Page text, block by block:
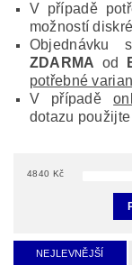
V případě
možností
Objednávku
ZDARMA od
potřebné
V případě
dotazu použijte
4840 Kč
NEJLEVNĚJŠÍ